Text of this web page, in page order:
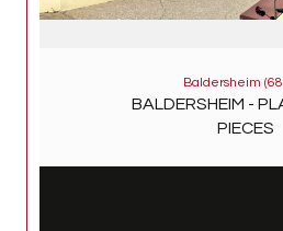
Baldersheim
BALDERSHEIM -
PIECES